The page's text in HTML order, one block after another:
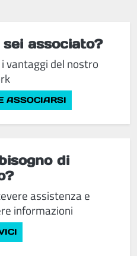
sei associato?
i vantaggi del nostro
ASSOCIARSI
di
assistenza e
informazioni